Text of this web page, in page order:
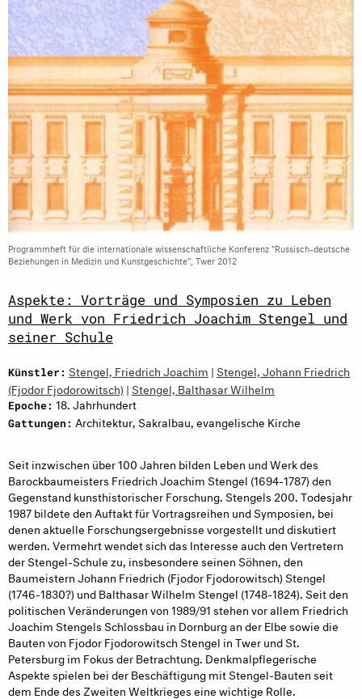
Programmheft für die internationale wissenschaftliche Konferenz "Russisch-deutsche
Beziehungen in Medizin und Kunstgeschichte", Twer 2012
Aspekte: Vorträge und Symposien zu Leben
und Werk von Friedrich Joachim Stengel und
seiner Schule
Künstler: Stengel, Friedrich Joachim |Stengel, Johann Friedrich
(Fjodor Fjodorowitsch) |Stengel, Balthasar Wilhelm
Epoche: 18. Jahrhundert
Gattungen: Architektur, Sakralbau, evangelische Kirche
Seit inzwischen über 100 Jahren bilden Leben und Werk des
Barockbaumeisters Friedrich Joachim Stengel (1694-1787) den
Gegenstand kunsthistorischer Forschung. Stengels 200. Todesjahr
1987 bildete den Auftakt für Vortragsreihen und Symposien, bei
denen aktuelle Forschungsergebnisse vorgestellt und diskutiert
werden. Vermehrt wendet sich das Interesse auch den Vertretern
der Stengel-Schule zu, insbesondere seinen Söhnen, den
Baumeistern Johann Friedrich (Fjodor Fjodorowitsch) Stengel
(1746-1830?) und Balthasar Wilhelm Stengel (1748-1824). Seit den
politischen Veränderungen von 1989/91 stehen vor allem Friedrich
Joachim Stengels Schlossbau in Dornburg an der Elbe sowie die
Bauten von Fjodor Fjodorowitsch Stengel in Twer und St.
Petersburg im Fokus der Betrachtung. Denkmalpflegerische
Aspekte spielen bei der Beschäftigung mit Stengel-Bauten seit
dem Ende des Zweiten Weltkrieges eine wichtige Rolle.